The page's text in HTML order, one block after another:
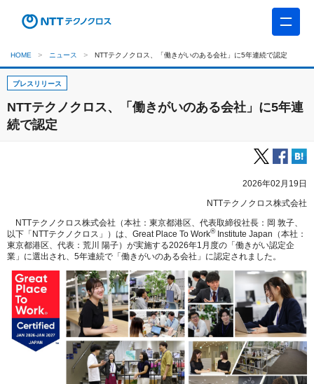
HOME ニュース NTTテクノクロス、「働きがいのある会社」に5年連続で認定
プレスリリース
NTTテクノクロス、「働きがいのある会社」に5年連
続で認定
2026年02月19日
NTTテクノクロス株式会社
NTTテクノクロス株式会社（本社：東京都港区、代表取締役社長：岡 敦子、
以下「NTTテクノクロス」）は、Great Place To Work®Institute Japan（本社：
東京都港区、代表：荒川 陽子）が実施する2026年1月度の「働きがい認定企
業」に選出され、5年連続で「働きがいのある会社」に認定されました。